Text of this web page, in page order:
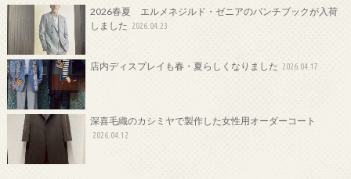
2026春夏 エルメネジルド・ゼニアのバンチブックが入荷
しました 2026.04.23
店内ディスプレイも春・夏らしくなりました 2026.04.17
深喜毛織のカシミヤで製作した女性用オーダーコート
2026.04.12